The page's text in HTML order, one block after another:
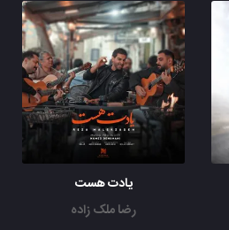
یادت هست
رضا ملک زاده